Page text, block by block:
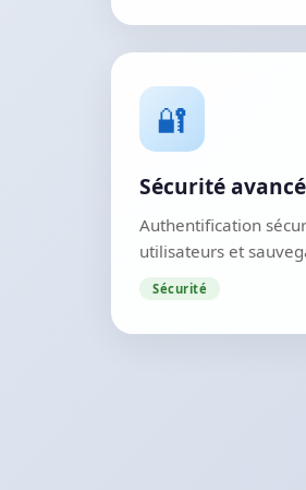
🔐
Sécurité
Authentification
utilisateurs et
Sécurité